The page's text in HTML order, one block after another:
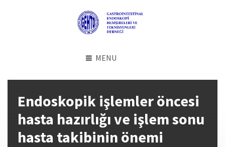
MENU
Endoskopik işlemler öncesi
hasta hazırlığı ve işlem sonu
hasta takibinin önemi